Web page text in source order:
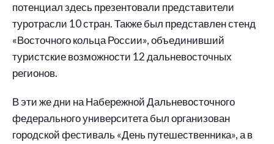
потенциал здесь презентовали представители
туротрасли 10 стран. Также был представлен стенд
«Восточного кольца России», объединивший
туристские возможности 12 дальневосточных
регионов.
В эти же дни на Набережной Дальневосточного
федерального университета был организован
городской фестиваль «День путешественника», а в